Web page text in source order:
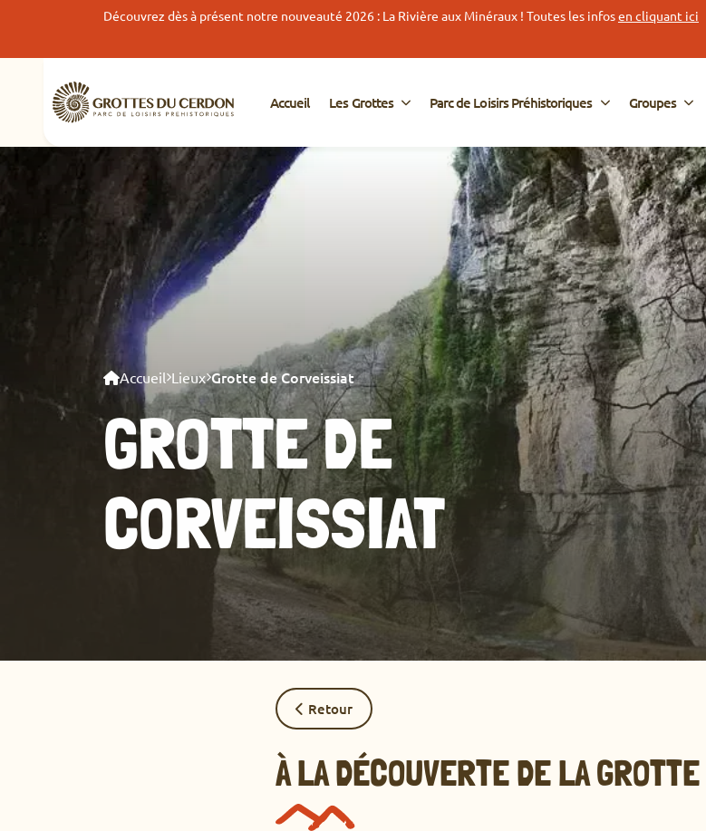
Découvrez dès à présent notre nouveauté 2026 : La Rivière aux Minéraux ! Toutes les infosen cliquant ici
Accueil Les Grottes Parc de Loisirs Préhistoriques Groupes
Accueil Lieux Grotte de Corveissiat
GROTTE DE
CORVEISSIAT
Retour
À LA DÉCOUVERTE DE LA